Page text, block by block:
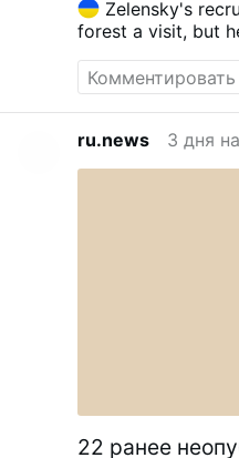
Zelensky's
forest a visit, but
going anywhere
Join us|
ru.news
3 дня
22 ранее